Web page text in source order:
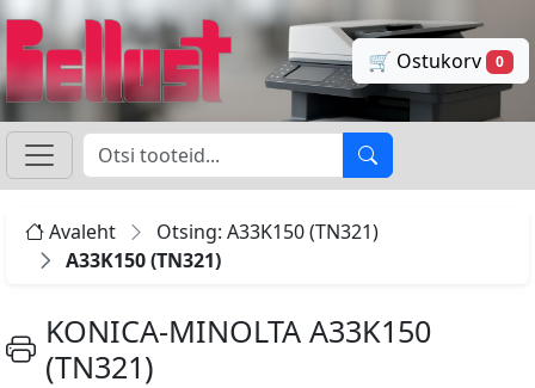
🛒 Ostukorv 0
Avaleht
Otsing: A33K150 (TN321)
A33K150 (TN321)
KONICA-MINOLTA A33K150
(TN321)